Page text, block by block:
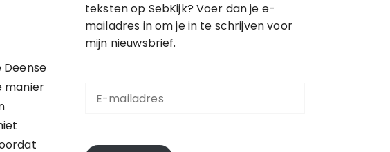
Deense
manier
teksten op SebKijk? Voer dan je e-
mailadres in om je in te schrijven voor
mijn nieuwsbrief.